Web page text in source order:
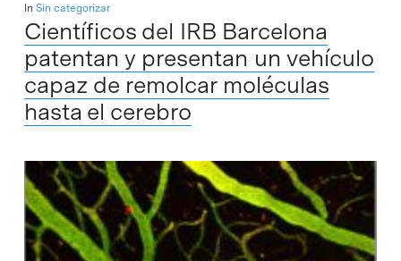
In Sin categorizar
Científicos del IRB Barcelona
patentan y presentan un vehículo
capaz de remolcar moléculas
hasta el cerebro